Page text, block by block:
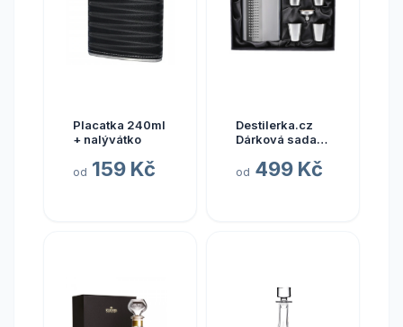
Placatka 240ml
+ nalývátko
od 159 Kč
Destilerka.cz
Dárková sada
panáček
od 499 Kč